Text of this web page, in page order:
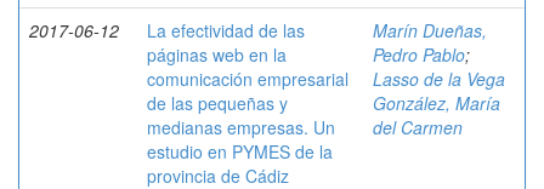
2017-06-12
La efectividad de las
páginas web en la
comunicación empresarial
de las pequeñas y
medianas empresas. Un
estudio en PYMES de la
provincia de Cádiz
Marín Dueñas,
Pedro Pablo;
Lasso de la Vega
González, María
del Carmen